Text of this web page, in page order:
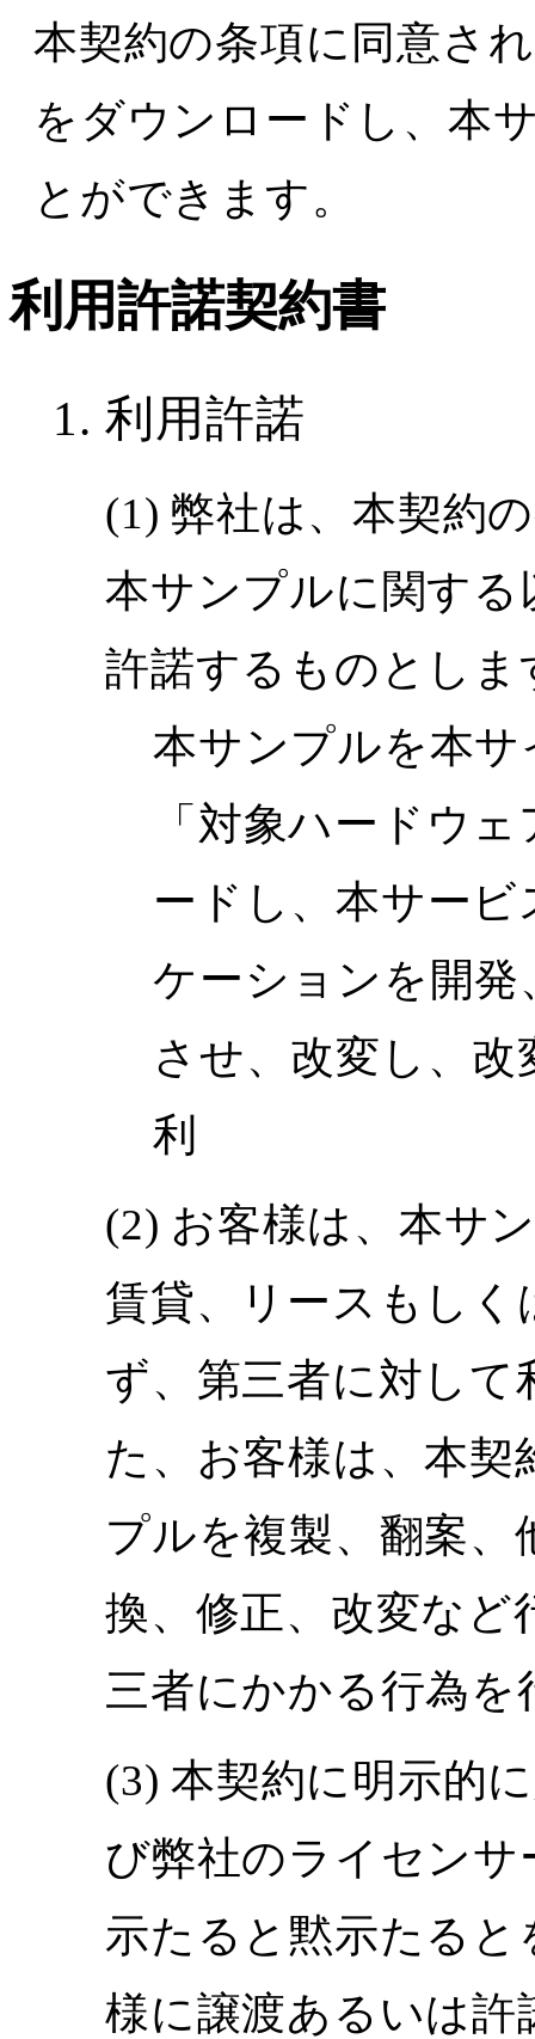
本契約の条項に同意さ
をダウンロードし、本
とができます。
利用許諾契約書
利用許諾
弊社は、本契約
本サンプルに関する
許諾するものとしま
本サンプルを本サ
「対象ハードウ
ードし、本サー
ケーションを開
させ、改変し、
利
お客様は、本サ
賃貸、リースもし
ず、第三者に対し
た、お客様は、本
プルを複製、翻案
換、修正、改変な
三者にかかる行為
本契約に明示的
び弊社のライセン
示たると黙示たる
様に譲渡あるいは